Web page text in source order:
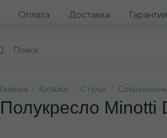
Оплата Доставка
Главная Каталог Стулья
Полукресло Minotti